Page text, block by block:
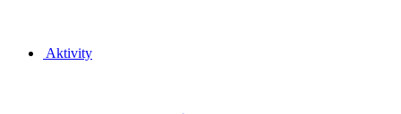
Aktivity